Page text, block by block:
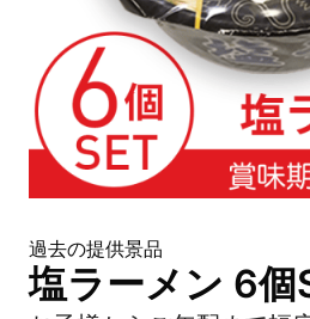
過去の提供景品
塩ラーメン 6個